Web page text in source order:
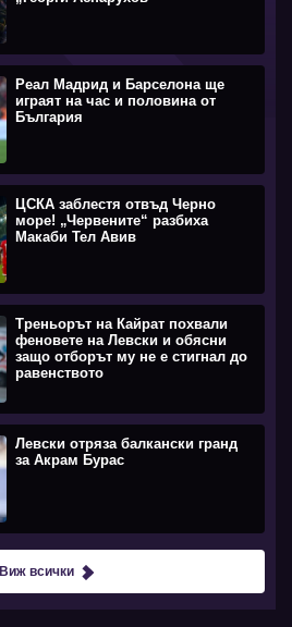
Реал Мадрид и Барселона ще
играят на час и половина от
България
ЦСКА заблестя отвъд Черно
море! „Червените“ разбиха
Макаби Тел Авив
Треньорът на Кайрат похвали
феновете на Левски и обясни
защо отборът му не е стигнал до
равенството
Левски отряза балкански гранд
за Акрам Бурас
Виж всички